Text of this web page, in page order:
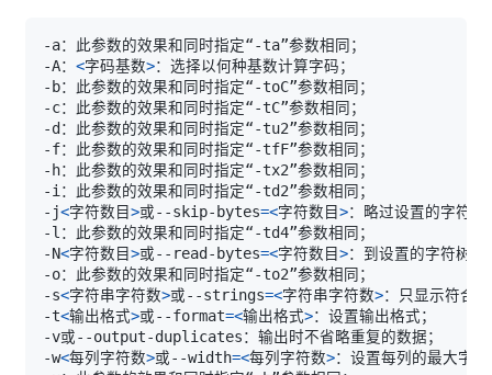
-A： <字码基数>
-j<字符数目>或--skip-bytes=<字符数目>
-N<字符数目>或--read-bytes=<字符数目>
-s<字符串字符数>或--strings=<字符串字符数>
-t<输出格式>或--format=<输出格式>
-w<每列字符数>或--width=<每列字符数>